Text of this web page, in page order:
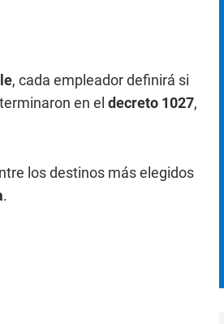
, cada empleador definirá si
en el decreto 1027,
los destinos más elegidos
.